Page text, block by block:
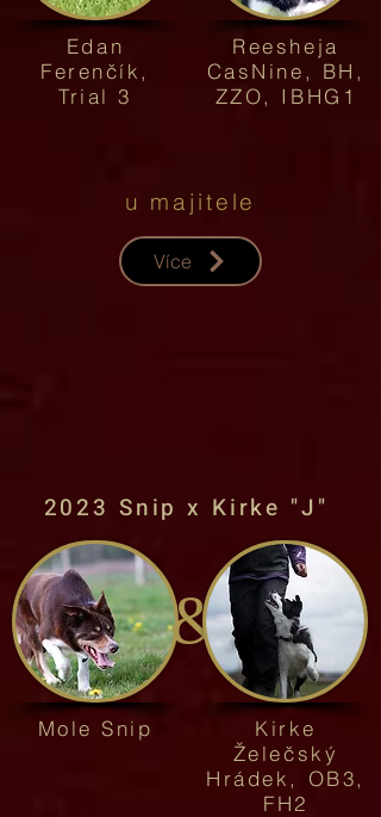
Edan
Ferenčík,
Trial 3
Reesheja
CasNine, BH,
ZZO, IBHG1
u majitele
Více
2023 Snip x Kirke "J"
&
Mole Snip
Kirke
Želečský
Hrádek, OB3,
FH2